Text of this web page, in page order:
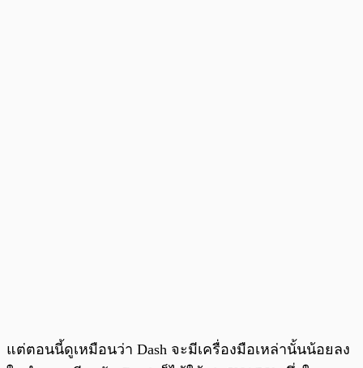
แต่ตอนนี้ดูเหมือนว่า Dash จะมีเครื่องมือเหล่านั้นน้อยลง